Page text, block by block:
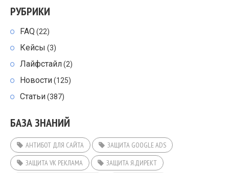
РУБРИКИ
FAQ (22)
Кейсы (3)
Лайфстайл(2)
Новости(125)
Статьи(387)
БАЗА ЗНАНИЙ
АНТИБОТ ДЛЯ САЙТА
ЗАЩИТА GOOGLE ADS
ЗАЩИТА VK РЕКЛАМА
ЗАЩИТА Я.ДИРЕКТ